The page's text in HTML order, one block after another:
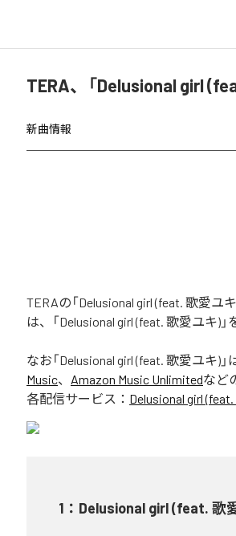
TERA、「Delusional girl
新曲情報
TERAの「Delusional girl (feat. 歌愛
は、「Delusional girl (feat. 歌愛ユキ)
なお「Delusional girl (feat. 歌愛ユキ) 」
Music、 Amazon Music Unlimitedなど
各配信サービス： Delusional girl
1 ： Delusional girl (feat. 歌